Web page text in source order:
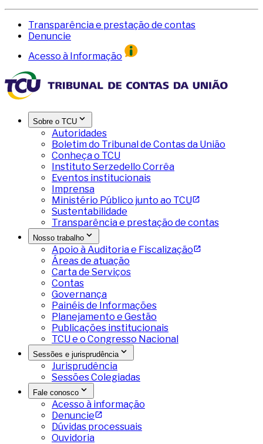
Transparência e prestação de contas
Denuncie
Acesso à Informação
Sobre o TCU
Autoridades
Boletim do Tribunal de Contas da União
Conheça o TCU
Instituto Serzedello Corrêa
Eventos institucionais
Imprensa
Ministério Público junto ao TCU
Sustentabilidade
Transparência e prestação de contas
Nosso trabalho
Apoio à Auditoria e Fiscalização
Áreas de atuação
Carta de Serviços
Contas
Governança
Painéis de Informações
Planejamento e Gestão
Publicações institucionais
TCU e o Congresso Nacional
Sessões e jurisprudência
Jurisprudência
Sessões Colegiadas
Fale conosco
Acesso à informação
Denuncie
Dúvidas processuais
Ouvidoria